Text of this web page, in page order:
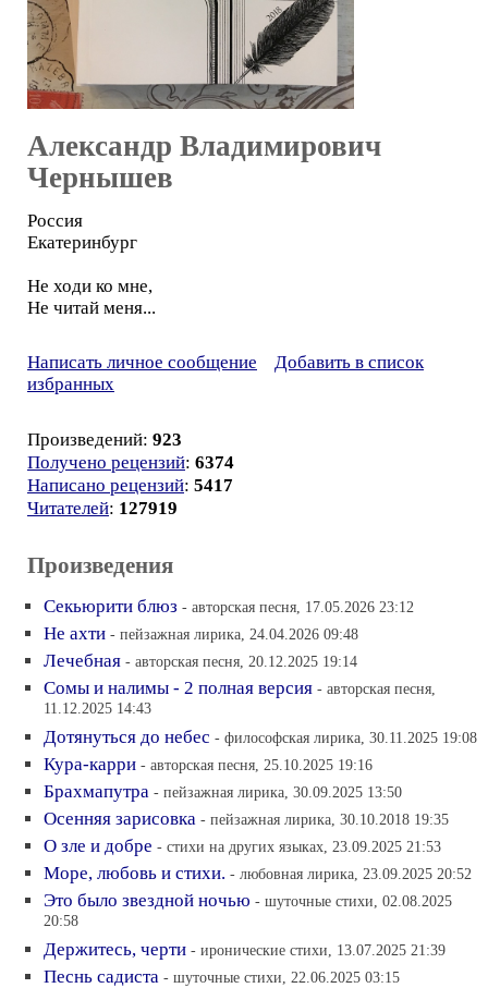
Александр Владимирович
Чернышев
Россия
Екатеринбург
Не ходи ко мне,
Не читай меня...
Написать личное сообщение
Добавить в список
избранных
Произведений: 923
Получено рецензий: 6374
Написано рецензий: 5417
Читателей: 127919
Произведения
Секьюрити блюз - авторская песня, 17.05.2026 23:12
Не ахти - пейзажная лирика, 24.04.2026 09:48
Лечебная - авторская песня, 20.12.2025 19:14
Сомы и налимы - 2 полная версия - авторская песня,
11.12.2025 14:43
Дотянуться до небес - философская лирика, 30.11.2025 19:08
Кура-карри - авторская песня, 25.10.2025 19:16
Брахмапутра - пейзажная лирика, 30.09.2025 13:50
Осенняя зарисовка - пейзажная лирика, 30.10.2018 19:35
О зле и добре - стихи на других языках, 23.09.2025 21:53
Море, любовь и стихи. - любовная лирика, 23.09.2025 20:52
Это было звездной ночью - шуточные стихи, 02.08.2025
20:58
Держитесь, черти - иронические стихи, 13.07.2025 21:39
Песнь садиста - шуточные стихи, 22.06.2025 03:15